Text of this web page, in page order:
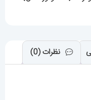
نظرات (0)